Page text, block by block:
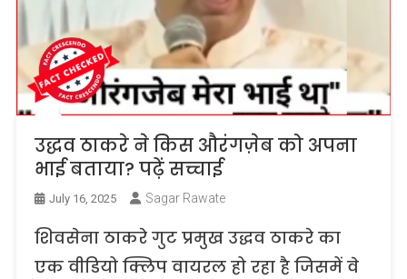
उद्धव ठाकरे ने किस औरंगज़ेब को अपना
भाई बताया? पढ़ें सच्चाई
July 16, 2025 Sagar Rawate
शिवसेना ठाकरे गुट प्रमुख उद्धव ठाकरे का
एक वीडियो क्लिप वायरल हो रहा है जिसमें वे